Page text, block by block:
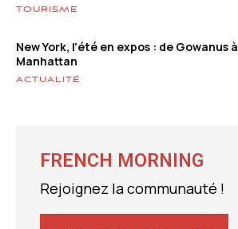
TOURISME
New York, l’été en expos : de Gowanus à
Manhattan
ACTUALITÉ
FRENCH MORNING
Rejoignez la communauté !